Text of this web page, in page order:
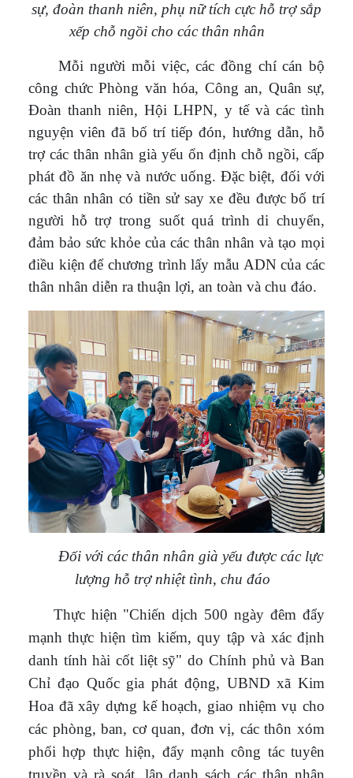
sự, đoàn thanh niên, phụ nữ tích cực hỗ trợ sắp
xếp chỗ ngồi cho các thân nhân
Mỗi người mỗi việc, các đồng chí cán bộ
công chức Phòng văn hóa, Công an, Quân sự,
Đoàn thanh niên, Hội LHPN, y tế và các tình
nguyện viên đã bố trí tiếp đón, hướng dẫn, hỗ
trợ các thân nhân già yếu ổn định chỗ ngồi, cấp
phát đồ ăn nhẹ và nước uống. Đặc biệt, đối với
các thân nhân có tiền sử say xe đều được bố trí
người hỗ trợ trong suốt quá trình di chuyển,
đảm bảo sức khỏe của các thân nhân và tạo mọi
điều kiện để chương trình lấy mẫu ADN của các
thân nhân diễn ra thuận lợi, an toàn và chu đáo.
Đối với các thân nhân già yếu được các lực
lượng hỗ trợ nhiệt tình, chu đáo
Thực hiện "Chiến dịch 500 ngày đêm đẩy
mạnh thực hiện tìm kiếm, quy tập và xác định
danh tính hài cốt liệt sỹ" do Chính phủ và Ban
Chỉ đạo Quốc gia phát động, UBND xã Kim
Hoa đã xây dựng kế hoạch, giao nhiệm vụ cho
các phòng, ban, cơ quan, đơn vị, các thôn xóm
phối hợp thực hiện, đẩy mạnh công tác tuyên